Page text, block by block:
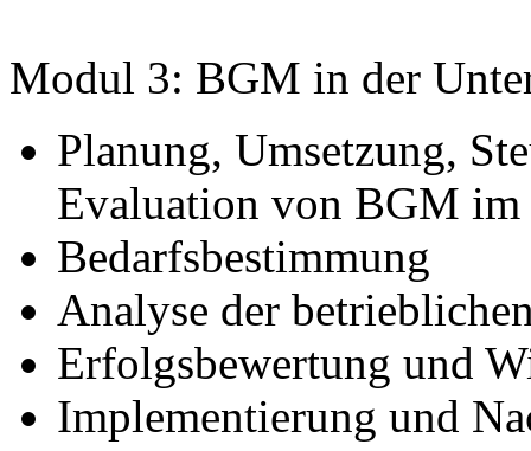
Modul 3: BGM in der
Planung, Umsetzung,
Evaluation von BGM im
Bedarfsbestimmung
Analyse der
Erfolgsbewertung und
Implementierung und